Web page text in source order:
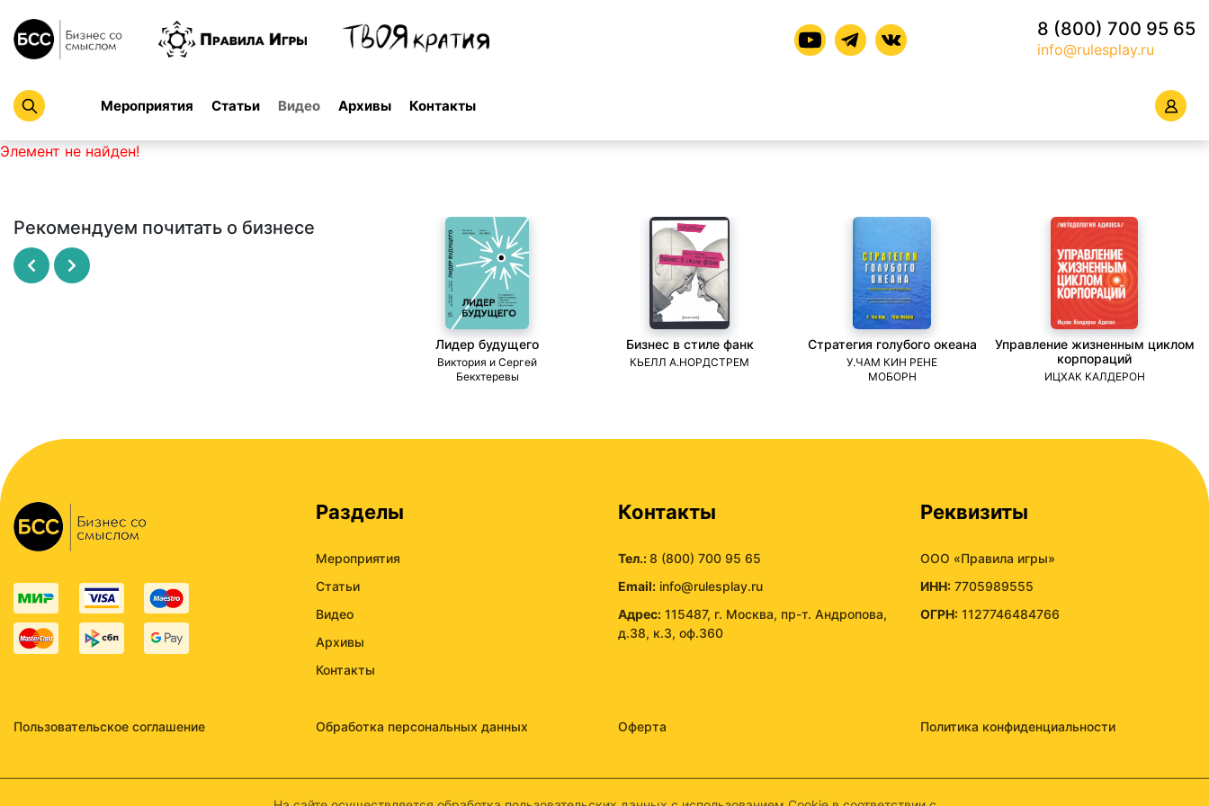
8 (800) 700 95 65
info@rulesplay.ru
Мероприятия Статьи Видео Архивы Контакты
Элемент не найден!
Рекомендуем почитать о бизнесе
Лидер будущего
Виктория и Сергей
Бекхтеревы
Бизнес в стиле фанк
КЬЕЛЛ А.НОРДСТРЕМ
Стратегия голубого океана
У.ЧАМ КИН РЕНЕ
МОБОРН
Управление жизненным циклом
корпораций
ИЦХАК КАЛДЕРОН
Разделы
Мероприятия
Статьи
Видео
Архивы
Контакты
Контакты
Тел.:8 (800) 700 95 65
Email: info@rulesplay.ru
Адрес: 115487, г. Москва, пр-т. Андропова,
д.38, к.3, оф.360
Реквизиты
ООО «Правила игры»
ИНН: 7705989555
ОГРН: 1127746484766
Пользовательское соглашение Обработка персональных данных Оферта Политика конфиденциальности